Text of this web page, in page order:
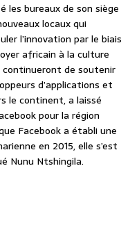
les bureaux de son siège
locaux qui
l’innovation par le biais
africain à la culture
continueront de soutenir
d’applications et
le continent, a laissé
pour la région
Facebook a établi une
en 2015, elle s’est
Nunu Ntshingila.